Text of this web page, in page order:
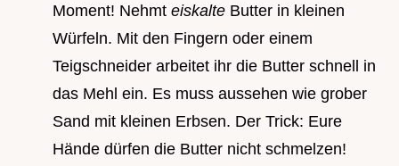
Moment! Nehmt eiskalte Butter in kleinen
Würfeln. Mit den Fingern oder einem
Teigschneider arbeitet ihr die Butter schnell in
das Mehl ein. Es muss aussehen wie grober
Sand mit kleinen Erbsen. Der Trick: Eure
Hände dürfen die Butter nicht schmelzen!